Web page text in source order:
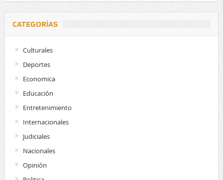
CATEGORÍAS
Culturales
Deportes
Economica
Educación
Entretenimiento
Internacionales
Judiciales
Nacionales
Opinión